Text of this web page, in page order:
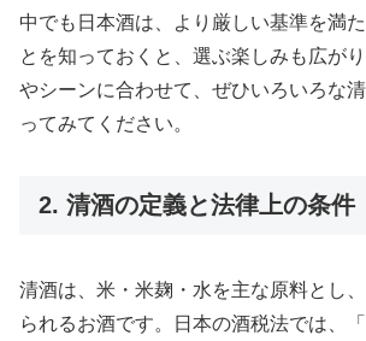
中でも日本酒は、より厳しい基準を満
とを知っておくと、選ぶ楽しみも広が
やシーンに合わせて、ぜひいろいろな
ってみてください。
2. 清酒の定義と法律上の条件
清酒は、米・米麹・水を主な原料とし
られるお酒です。日本の酒税法では、